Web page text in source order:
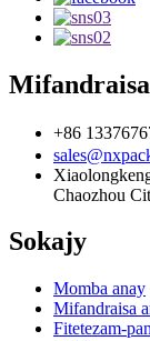
+86
Chaozhou
Sokajy
Momba anay
Mifandraisa
Fitetezam-